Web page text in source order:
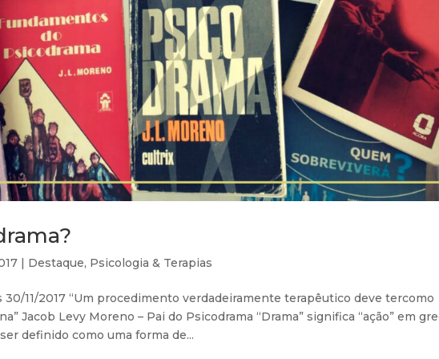
| Destaque, Psicologia & Terapias
30/11/2017 “Um procedimento verdadeiramente terapêutico deve tercomo
Jacob Levy Moreno – Pai do Psicodrama “Drama” significa “ação” em
definido como uma forma de...